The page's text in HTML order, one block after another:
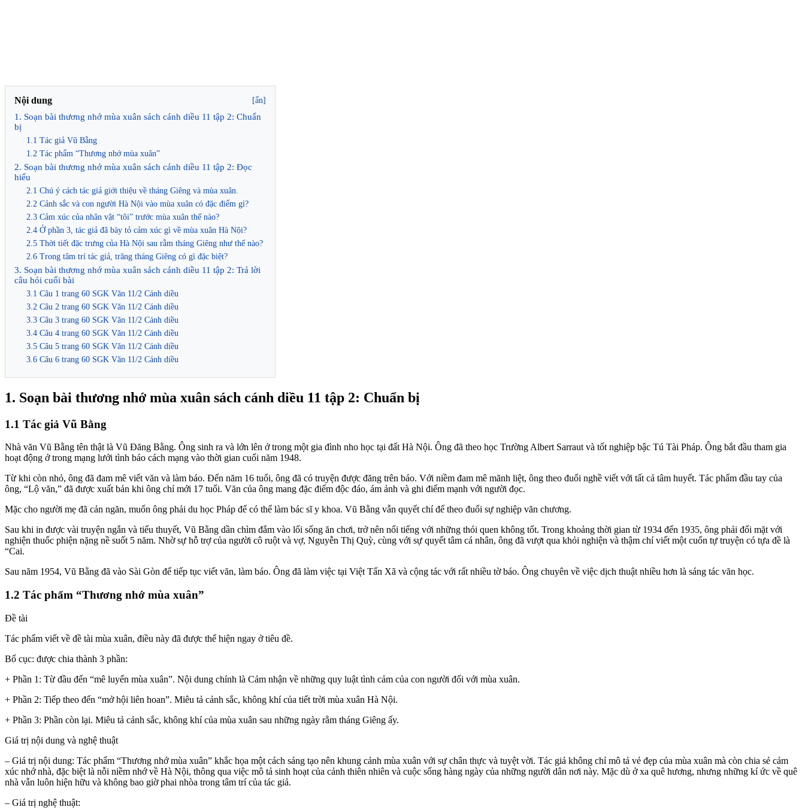
Nội dung [ẩn]
1. Soạn bài thương nhớ mùa xuân sách cánh diều 11 tập 2: Chuẩn
bị
1.1 Tác giả Vũ Bằng
1.2 Tác phẩm “Thương nhớ mùa xuân”
2. Soạn bài thương nhớ mùa xuân sách cánh diều 11 tập 2: Đọc
hiểu
2.1 Chú ý cách tác giả giới thiệu về tháng Giêng và mùa xuân.
2.2 Cảnh sắc và con người Hà Nội vào mùa xuân có đặc điểm gì?
2.3 Cảm xúc của nhân vật “tôi” trước mùa xuân thế nào?
2.4 Ở phần 3, tác giả đã bày tỏ cảm xúc gì về mùa xuân Hà Nội?
2.5 Thời tiết đặc trưng của Hà Nội sau rằm tháng Giêng như thế nào?
2.6 Trong tâm trí tác giả, trăng tháng Giêng có gì đặc biệt?
3. Soạn bài thương nhớ mùa xuân sách cánh diều 11 tập 2: Trả lời
câu hỏi cuối bài
3.1 Câu 1 trang 60 SGK Văn 11/2 Cánh diều
3.2 Câu 2 trang 60 SGK Văn 11/2 Cánh diều
3.3 Câu 3 trang 60 SGK Văn 11/2 Cánh diều
3.4 Câu 4 trang 60 SGK Văn 11/2 Cánh diều
3.5 Câu 5 trang 60 SGK Văn 11/2 Cánh diều
3.6 Câu 6 trang 60 SGK Văn 11/2 Cánh diều
1. Soạn bài thương nhớ mùa xuân sách cánh diều 11 tập 2: Chuẩn bị
1.1 Tác giả Vũ Bằng
Nhà văn Vũ Bằng tên thật là Vũ Đăng Bằng. Ông sinh ra và lớn lên ở trong một gia đình nho học tại đất Hà Nội. Ông đã theo học Trường Albert Sarraut và tốt nghiệp bậc Tú Tài Pháp. Ông bắt đầu tham gia
hoạt động ở trong mạng lưới tình báo cách mạng vào thời gian cuối năm 1948.
Từ khi còn nhỏ, ông đã đam mê viết văn và làm báo. Đến năm 16 tuổi, ông đã có truyện được đăng trên báo. Với niềm đam mê mãnh liệt, ông theo đuổi nghề viết với tất cả tâm huyết. Tác phẩm đầu tay của
ông, “Lộ văn,” đã được xuất bản khi ông chỉ mới 17 tuổi. Văn của ông mang đặc điểm độc đáo, ám ảnh và ghi điểm mạnh với người đọc.
Mặc cho người mẹ đã cản ngăn, muốn ông phải du học Pháp để có thể làm bác sĩ y khoa. Vũ Bằng vẫn quyết chí để theo đuổi sự nghiệp văn chương.
Sau khi in được vài truyện ngắn và tiểu thuyết, Vũ Bằng dần chìm đắm vào lối sống ăn chơi, trở nên nổi tiếng với những thói quen không tốt. Trong khoảng thời gian từ 1934 đến 1935, ông phải đối mặt với
nghiện thuốc phiện nặng nề suốt 5 năm. Nhờ sự hỗ trợ của người cô ruột và vợ, Nguyễn Thị Quỳ, cùng với sự quyết tâm cá nhân, ông đã vượt qua khỏi nghiện và thậm chí viết một cuốn tự truyện có tựa đề là
“Cai.
Sau năm 1954, Vũ Bằng đã vào Sài Gòn để tiếp tục viết văn, làm báo. Ông đã làm việc tại Việt Tấn Xã và cộng tác với rất nhiều tờ báo. Ông chuyên về việc dịch thuật nhiều hơn là sáng tác văn học.
1.2 Tác phẩm “Thương nhớ mùa xuân”
Đề tài
Tác phẩm viết về đề tài mùa xuân, điều này đã được thể hiện ngay ở tiêu đề.
Bố cục: được chia thành 3 phần:
+ Phần 1: Từ đầu đến “mê luyến mùa xuân”. Nội dung chính là Cảm nhận về những quy luật tình cảm của con người đối với mùa xuân.
+ Phần 2: Tiếp theo đến “mở hội liên hoan”. Miêu tả cảnh sắc, không khí của tiết trời mùa xuân Hà Nội.
+ Phần 3: Phần còn lại. Miêu tả cảnh sắc, không khí của mùa xuân sau những ngày rằm tháng Giêng ấy.
Giá trị nội dung và nghệ thuật
– Giá trị nội dung: Tác phẩm “Thương nhớ mùa xuân” khắc họa một cách sáng tạo nên khung cảnh mùa xuân với sự chân thực và tuyệt vời. Tác giả không chỉ mô tả vẻ đẹp của mùa xuân mà còn chia sẻ cảm
xúc nhớ nhà, đặc biệt là nỗi niềm nhớ về Hà Nội, thông qua việc mô tả sinh hoạt của cảnh thiên nhiên và cuộc sống hàng ngày của những người dân nơi này. Mặc dù ở xa quê hương, nhưng những kí ức về quê
nhà vẫn luôn hiện hữu và không bao giờ phai nhòa trong tâm trí của tác giả.
– Giá trị nghệ thuật: